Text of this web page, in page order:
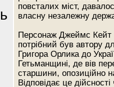
повсталих міст,
власну незалежну
Персонаж Джеймс Кейт
потрібний був автору
Григора Орлика до
Гетьманщині, де вів
старшини, опозиційно
Відповідає це